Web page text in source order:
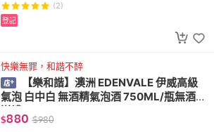
(2)
登記
快樂無罪，和諧不醉
【樂和諧】澳洲 EDENVALE 伊威高級
氣泡 白中白 無酒精氣泡酒 750ML/瓶無酒精
送禮 VEGAN
$880 $980